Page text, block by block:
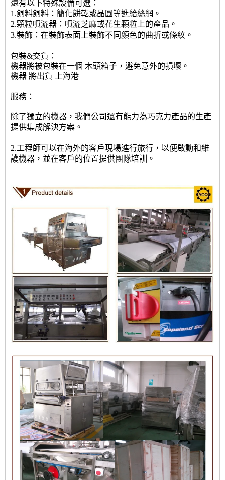
還有以下特殊設備可選：
1.飼料飼料：簡化餅乾或晶圓等進給絲網。
2.顆粒噴灑器：噴灑芝麻或花生顆粒上的產品。
3.裝飾：在裝飾表面上裝飾不同顏色的曲折或條紋 。
包裝&交貨：
機器將被包裝在一個 木頭箱子 ，避免意外的損壞。
機器 將出貨 上海港
服務：
除了獨立的機器，我們公司還有能力為巧克力產品的生產
提供集成解決方案。
2.工程師可以在海外的客戶現場進行旅行，以便啟動和維
護機器，並在客戶的位置提供團隊培訓。